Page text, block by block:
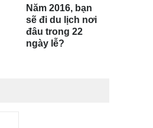
Năm 2016, bạn
sẽ đi du lịch nơi
đâu trong 22
ngày lễ?